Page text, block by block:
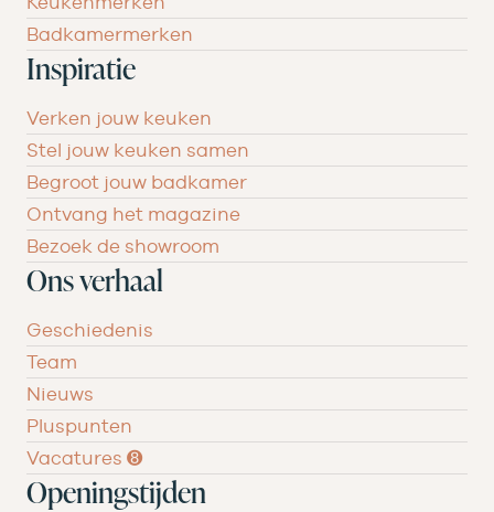
Badkamermerken
Inspiratie
Verken jouw keuken
Stel jouw keuken samen
Begroot jouw badkamer
Ontvang het magazine
Bezoek de showroom
Ons verhaal
Geschiedenis
Team
Nieuws
Pluspunten
Vacatures ➑
Openingstijden